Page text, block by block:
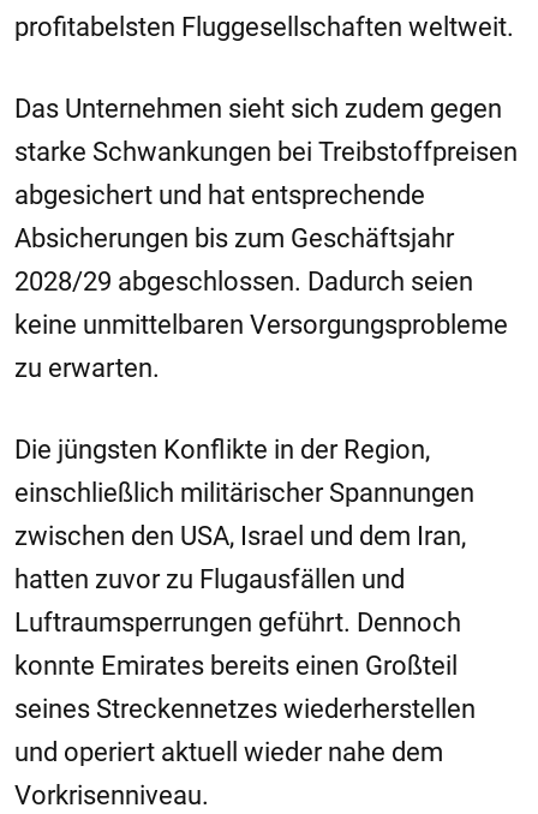
profitabelsten Fluggesellschaften weltweit.
Das Unternehmen sieht sich zudem gegen
starke Schwankungen bei Treibstoffpreisen
abgesichert und hat entsprechende
Absicherungen bis zum Geschäftsjahr
2028/29 abgeschlossen. Dadurch seien
keine unmittelbaren Versorgungsprobleme
zu erwarten.
Die jüngsten Konflikte in der Region,
einschließlich militärischer Spannungen
zwischen den USA, Israel und dem Iran,
hatten zuvor zu Flugausfällen und
Luftraumsperrungen geführt. Dennoch
konnte Emirates bereits einen Großteil
seines Streckennetzes wiederherstellen
und operiert aktuell wieder nahe dem
Vorkrisenniveau.